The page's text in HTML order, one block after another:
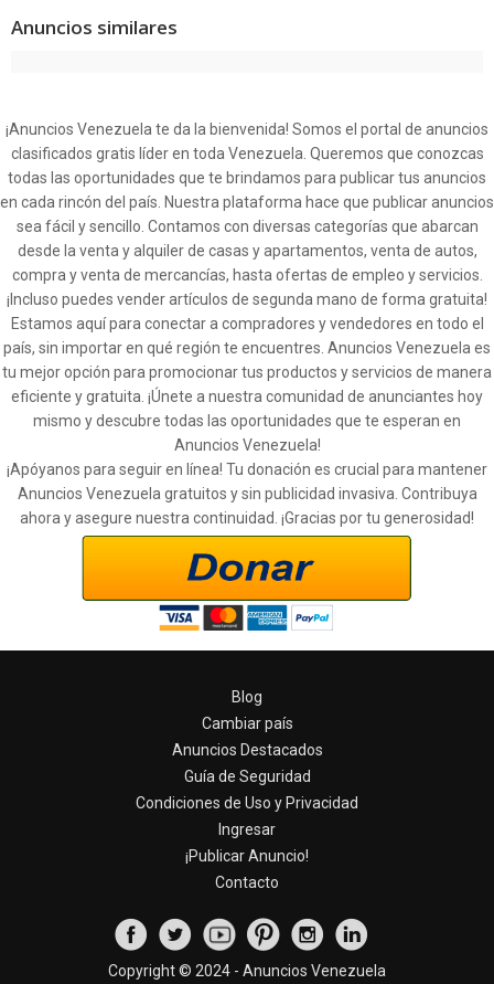
Anuncios similares
¡Anuncios Venezuela te da la bienvenida! Somos el portal de anuncios
clasificados gratis líder en toda Venezuela. Queremos que conozcas
todas las oportunidades que te brindamos para publicar tus anuncios
en cada rincón del país. Nuestra plataforma hace que publicar anuncios
sea fácil y sencillo. Contamos con diversas categorías que abarcan
desde la venta y alquiler de casas y apartamentos, venta de autos,
compra y venta de mercancías, hasta ofertas de empleo y servicios.
¡Incluso puedes vender artículos de segunda mano de forma gratuita!
Estamos aquí para conectar a compradores y vendedores en todo el
país, sin importar en qué región te encuentres. Anuncios Venezuela es
tu mejor opción para promocionar tus productos y servicios de manera
eficiente y gratuita. ¡Únete a nuestra comunidad de anunciantes hoy
mismo y descubre todas las oportunidades que te esperan en
Anuncios Venezuela!
¡Apóyanos para seguir en línea! Tu donación es crucial para mantener
Anuncios Venezuela gratuitos y sin publicidad invasiva. Contribuya
ahora y asegure nuestra continuidad. ¡Gracias por tu generosidad!
Blog
Cambiar país
Anuncios Destacados
Guía de Seguridad
Condiciones de Uso y Privacidad
Ingresar
¡Publicar Anuncio!
Contacto
Copyright © 2024 - Anuncios Venezuela